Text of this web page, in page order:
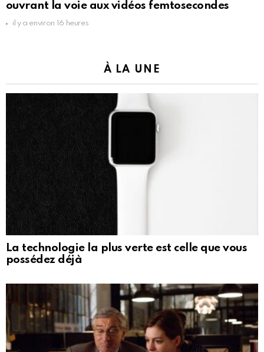
ouvrant la voie aux vidéos femtosecondes
il y a environ 16 heures
À LA UNE
La technologie la plus verte est celle que vous
possédez déjà